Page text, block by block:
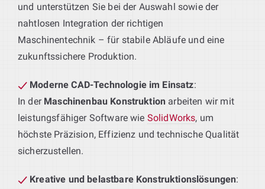
und unterstützen Sie bei der Auswahl sowie der
nahtlosen Integration der richtigen
Maschinentechnik – für stabile Abläufe und eine
zukunftssichere Produktion.
Moderne CAD-Technologie im Einsatz:
In der Maschinenbau Konstruktion arbeiten wir mit
leistungsfähiger Software wie SolidWorks, um
höchste Präzision, Effizienz und technische Qualität
sicherzustellen.
Kreative und belastbare Konstruktionslösungen: